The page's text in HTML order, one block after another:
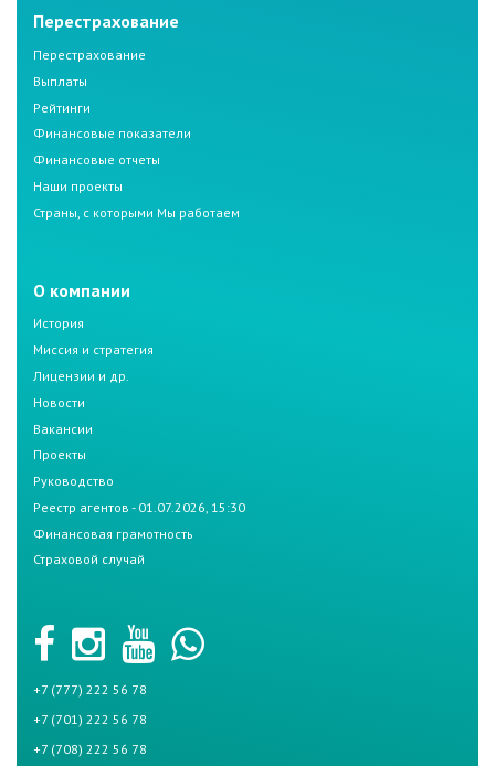
Перестрахование
Перестрахование
Выплаты
Рейтинги
Финансовые показатели
Финансовые отчеты
Наши проекты
Страны, с которыми Мы работаем
О компании
История
Миссия и стратегия
Лицензии и др.
Новости
Вакансии
Проекты
Руководство
Реестр агентов - 01.07.2026, 15:30
Финансовая грамотность
Страховой случай
+7 (777) 222 56 78
+7 (701) 222 56 78
+7 (708) 222 56 78